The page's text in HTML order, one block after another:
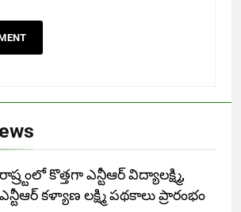
రాష్ర్టంలో కొత్తగా ఎన్టీఆర్ విద్యాలక్ష్మి,
ఎన్టీఆర్ కళ్యాణ లక్ష్మి పథకాలు ప్రారంభం